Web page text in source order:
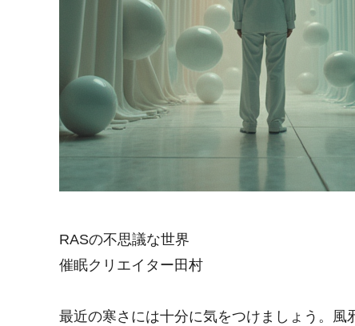
RASの不思議な世界
催眠クリエイター田村
最近の寒さには十分に気をつけましょう。風